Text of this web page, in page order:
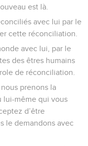
est là.
avec lui par le
cette réconciliation.
avec lui, par le
des êtres humains
de réconciliation.
prenons la
lui-même qui vous
d’être
le demandons avec